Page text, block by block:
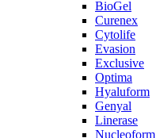
BioGel
Curenex
Cytolife
Evasion
Exclusive
Optima
Hyaluform
Genyal
Linerase
Nucleoform